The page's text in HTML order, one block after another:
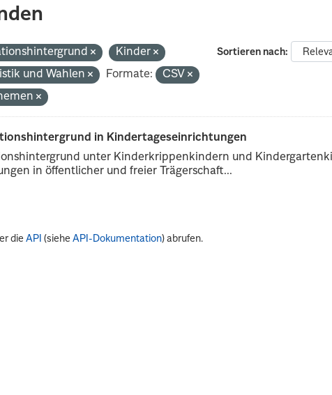
Sortieren nach
Kinder
und Wahlen Formate:
CSV
in Kindertageseinrichtungen
unter Kinderkrippenkindern und
in öffentlicher und freier Trägerschaft...
dieAPI (sieheAPI-Dokumentation) abrufen.